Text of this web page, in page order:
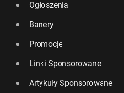
Ogłoszenia
Banery
Promocje
Linki Sponsorowane
Artykuły Sponsorowane